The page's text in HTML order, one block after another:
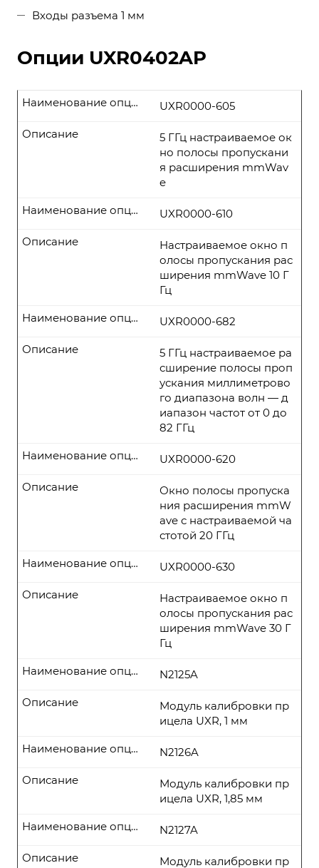
Входы разъема 1 мм
Опции UXR0402AP
UXR0000-605
Наименование опции
5 ГГц настраиваемое ок
но полосы пропускани
я расширения mmWav
e
Описание
UXR0000-610
Наименование опции
Настраиваемое окно п
олосы пропускания рас
ширения mmWave 10 Г
Гц
Описание
UXR0000-682
Наименование опции
5 ГГц настраиваемое ра
сширение полосы проп
ускания миллиметрово
го диапазона волн — д
иапазон частот от 0 до
82 ГГц
Описание
UXR0000-620
Наименование опции
Окно полосы пропуска
ния расширения mmW
ave с настраиваемой ча
стотой 20 ГГц
Описание
UXR0000-630
Наименование опции
Настраиваемое окно п
олосы пропускания рас
ширения mmWave 30 Г
Гц
Описание
N2125A
Наименование опции
Модуль калибровки пр
ицела UXR, 1 мм
Описание
N2126A
Наименование опции
Модуль калибровки пр
ицела UXR, 1,85 мм
Описание
N2127A
Наименование опции
Модуль калибровки пр
Описание